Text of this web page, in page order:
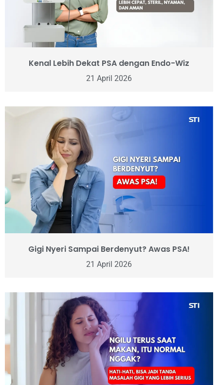
Kenal Lebih Dekat PSA dengan Endo-Wiz
21 April 2026
Gigi Nyeri Sampai Berdenyut? Awas PSA!
21 April 2026